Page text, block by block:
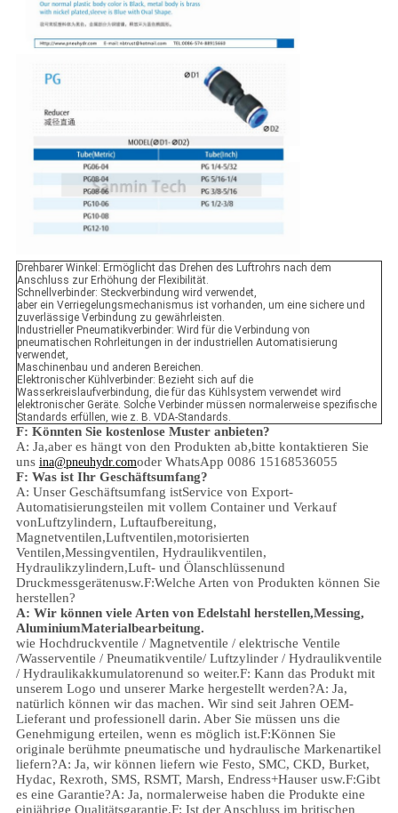
Drehbarer Winkel: Ermöglicht das Drehen des Luftrohrs nach dem
Anschluss zur Erhöhung der Flexibilität.
Schnellverbinder: Steckverbindung wird verwendet,
aber ein Verriegelungsmechanismus ist vorhanden, um eine sichere und
zuverlässige Verbindung zu gewährleisten.
Industrieller Pneumatikverbinder: Wird für die Verbindung von
pneumatischen Rohrleitungen in der industriellen Automatisierung
verwendet,
Maschinenbau und anderen Bereichen.
Elektronischer Kühlverbinder: Bezieht sich auf die
Wasserkreislaufverbindung, die für das Kühlsystem verwendet wird
elektronischer Geräte. Solche Verbinder müssen normalerweise spezifische
Standards erfüllen, wie z. B. VDA-Standards.
F: Könnten Sie kostenlose Muster anbieten?
A: Ja,aber es hängt von den Produkten ab,bitte kontaktieren Sie
uns ina@pneuhydr.comoder WhatsApp 0086 15168536055
F: Was ist Ihr Geschäftsumfang?
A: Unser Geschäftsumfang istService von Export-
Automatisierungsteilen mit vollem Container und Verkauf
vonLuftzylindern, Luftaufbereitung,
Magnetventilen,Luftventilen,motorisierten
Ventilen,Messingventilen, Hydraulikventilen,
Hydraulikzylindern,Luft- und Ölanschlüssenund
Druckmessgerätenusw.F:Welche Arten von Produkten können Sie
herstellen?
A: Wir können viele Arten von Edelstahl herstellen,Messing,
AluminiumMaterialbearbeitung.
wie Hochdruckventile / Magnetventile / elektrische Ventile
/Wasserventile / Pneumatikventile/ Luftzylinder / Hydraulikventile
/ Hydraulikakkumulatorenund so weiter.F: Kann das Produkt mit
unserem Logo und unserer Marke hergestellt werden?A: Ja,
natürlich können wir das machen. Wir sind seit Jahren OEM-
Lieferant und professionell darin. Aber Sie müssen uns die
Genehmigung erteilen, wenn es möglich ist.F:Können Sie
originale berühmte pneumatische und hydraulische Markenartikel
liefern?A: Ja, wir können liefern wie Festo, SMC, CKD, Burket,
Hydac, Rexroth, SMS, RSMT, Marsh, Endress+Hauser usw.F:Gibt
es eine Garantie?A: Ja, normalerweise haben die Produkte eine
einjährige Qualitätsgarantie.F: Ist der Anschluss im britischen